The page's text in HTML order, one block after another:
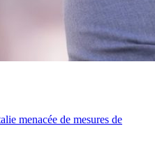
menacée de mesures de